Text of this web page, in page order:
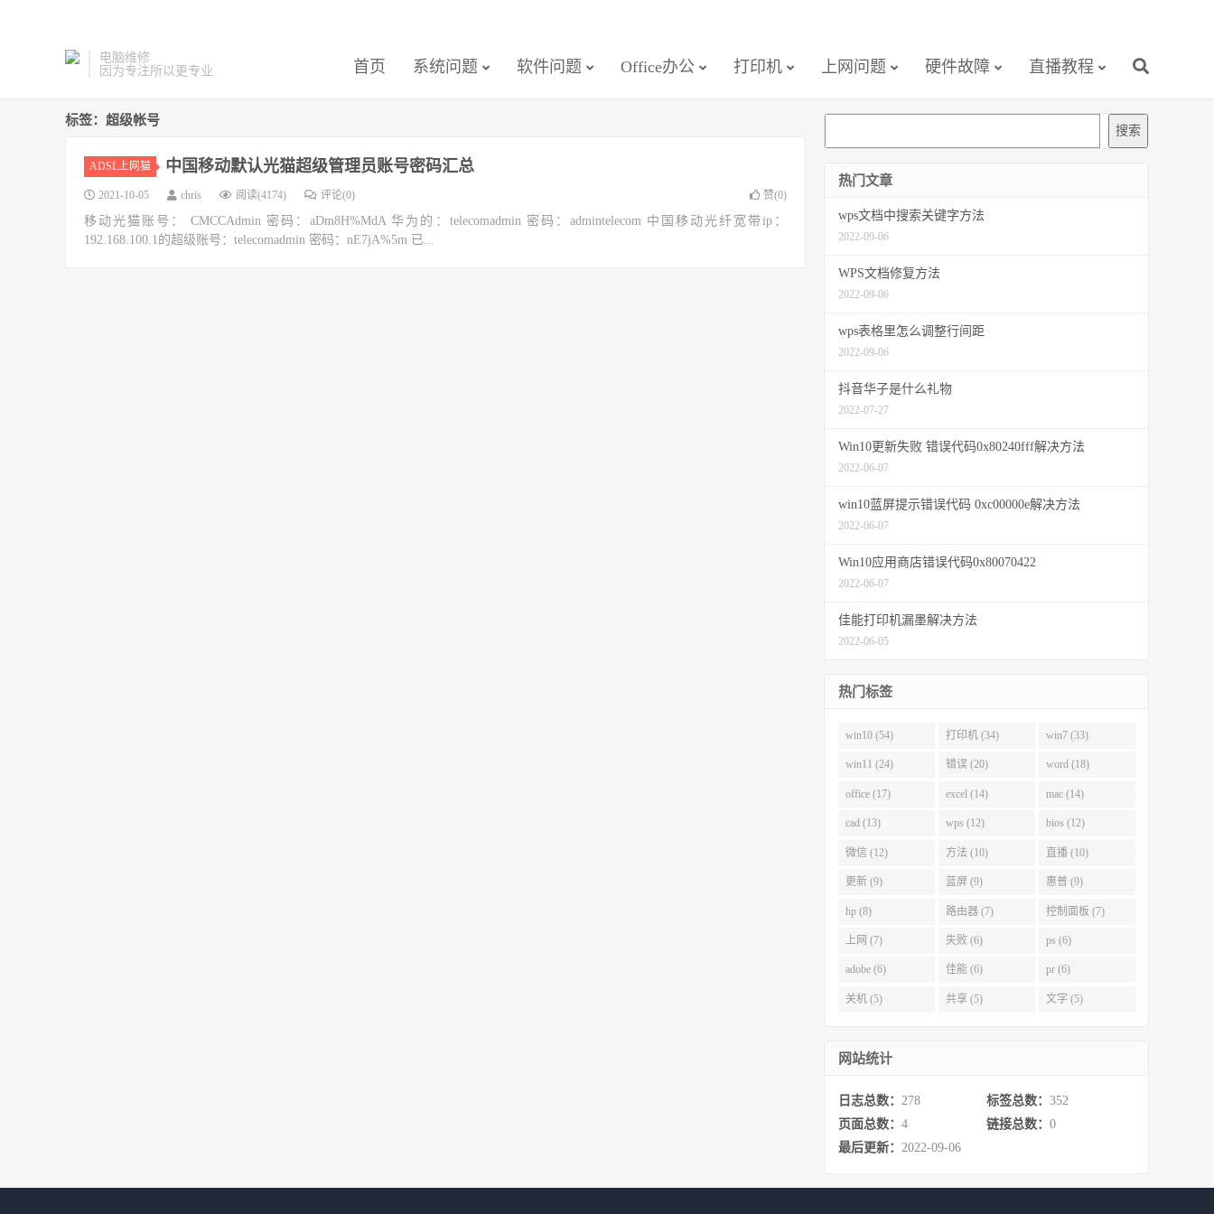
电脑维修
因为专注所以更专业
首页 系统问题 软件问题 Office办公 打印机 上网问题 硬件故障 直播教程
标签：超级帐号
ADSL上网猫 中国移动默认光猫超级管理员账号密码汇总
2021-10-05 chris 阅读(4174) 评论(0) 赞(0)
移动光猫账号： CMCCAdmin 密码：aDm8H%MdA 华为的：telecomadmin 密码：admintelecom 中国移动光纤宽带ip：
192.168.100.1的超级账号：telecomadmin 密码：nE7jA%5m 已...
搜索
热门文章
wps文档中搜索关键字方法
2022-09-06
WPS文档修复方法
2022-09-06
wps表格里怎么调整行间距
2022-09-06
抖音华子是什么礼物
2022-07-27
Win10更新失败 错误代码0x80240fff解决方法
2022-06-07
win10蓝屏提示错误代码 0xc00000e解决方法
2022-06-07
Win10应用商店错误代码0x80070422
2022-06-07
佳能打印机漏墨解决方法
2022-06-05
热门标签
win10 (54) 打印机 (34) win7 (33)
win11 (24) 错误 (20) word (18)
office (17) excel (14) mac (14)
cad (13) wps (12) bios (12)
微信 (12) 方法 (10) 直播 (10)
更新 (9) 蓝屏 (9) 惠普 (9)
hp (8) 路由器 (7) 控制面板 (7)
上网 (7) 失败 (6) ps (6)
adobe (6) 佳能 (6) pr (6)
关机 (5) 共享 (5) 文字 (5)
网站统计
日志总数： 278 标签总数： 352
页面总数： 4 链接总数： 0
最后更新： 2022-09-06